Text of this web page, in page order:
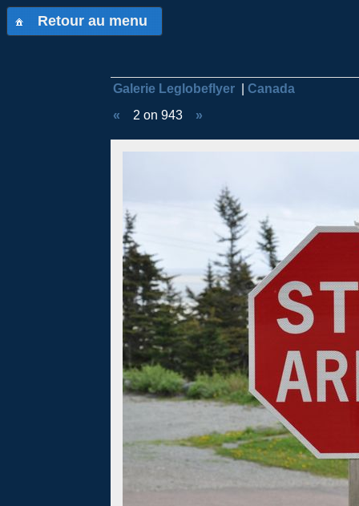
Retour au menu
Galerie Leglobeflyer
Canada
« 2 on 943 »